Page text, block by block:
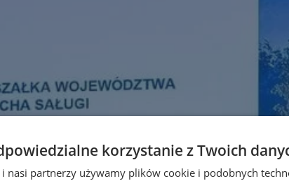
korzystanie z Twoich
nasi partnerzy używamy plików cookie i podobnych